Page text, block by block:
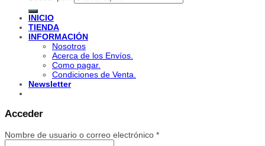
INICIO
TIENDA
INFORMACIÓN
Nosotros
Acerca de los Envíos.
Como pagar.
Condiciones de Venta.
Newsletter
Acceder
Nombre de usuario o correo electrónico *